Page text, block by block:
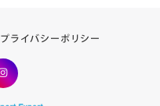
プライバシーポリシー